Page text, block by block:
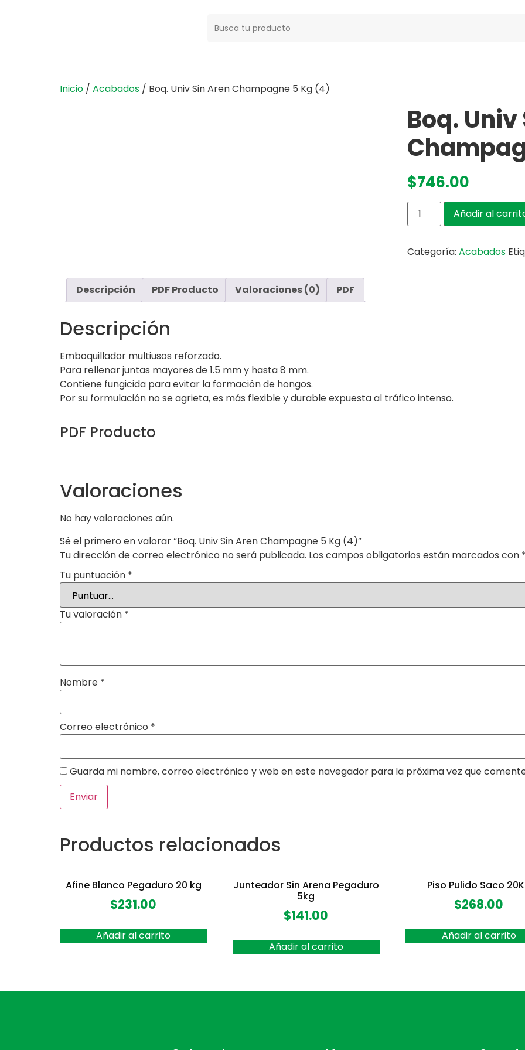
Inicio / Acabados / Boq. Univ Sin Aren Champagne 5 Kg (4)
Boq.
$746.00
Añadir al
Categoría: Acabados
Descripción PDF Producto Valoraciones (0) PDF
Descripción
Emboquillador multiusos reforzado.
Para rellenar juntas mayores de 1.5 mm y hasta 8 mm.
Contiene fungicida para evitar la formación de hongos.
Por su formulación no se agrieta, es más flexible y durable expuesta al tráfico intenso.
PDF Producto
Valoraciones
No hay valoraciones aún.
Sé el primero en valorar “Boq. Univ Sin Aren Champagne 5 Kg (4)”
Tu dirección de correo electrónico no será publicada. Los campos obligatorios están marcados con
Tu puntuación *
Tu valoración *
Nombre *
Correo electrónico *
Guarda mi nombre, correo electrónico y web en este navegador para la próxima vez que
Productos relacionados
Afine Blanco Pegaduro 20 kg
$231.00
Añadir al carrito
Junteador Sin Arena Pegaduro
5kg
$141.00
Añadir al carrito
Piso Pulido Saco
$268.00
Añadir al carrito